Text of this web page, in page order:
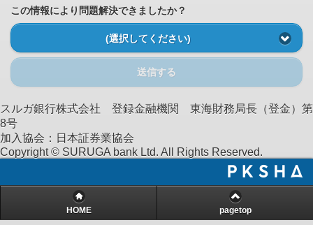
この情報により問題解決できましたか？
(選択してください)
送信する
スルガ銀行株式会社 登録金融機関 東海財務局長（登金）第
8号
加入協会：日本証券業協会
Copyright © SURUGA bank Ltd. All Rights Reserved.
HOME pagetop